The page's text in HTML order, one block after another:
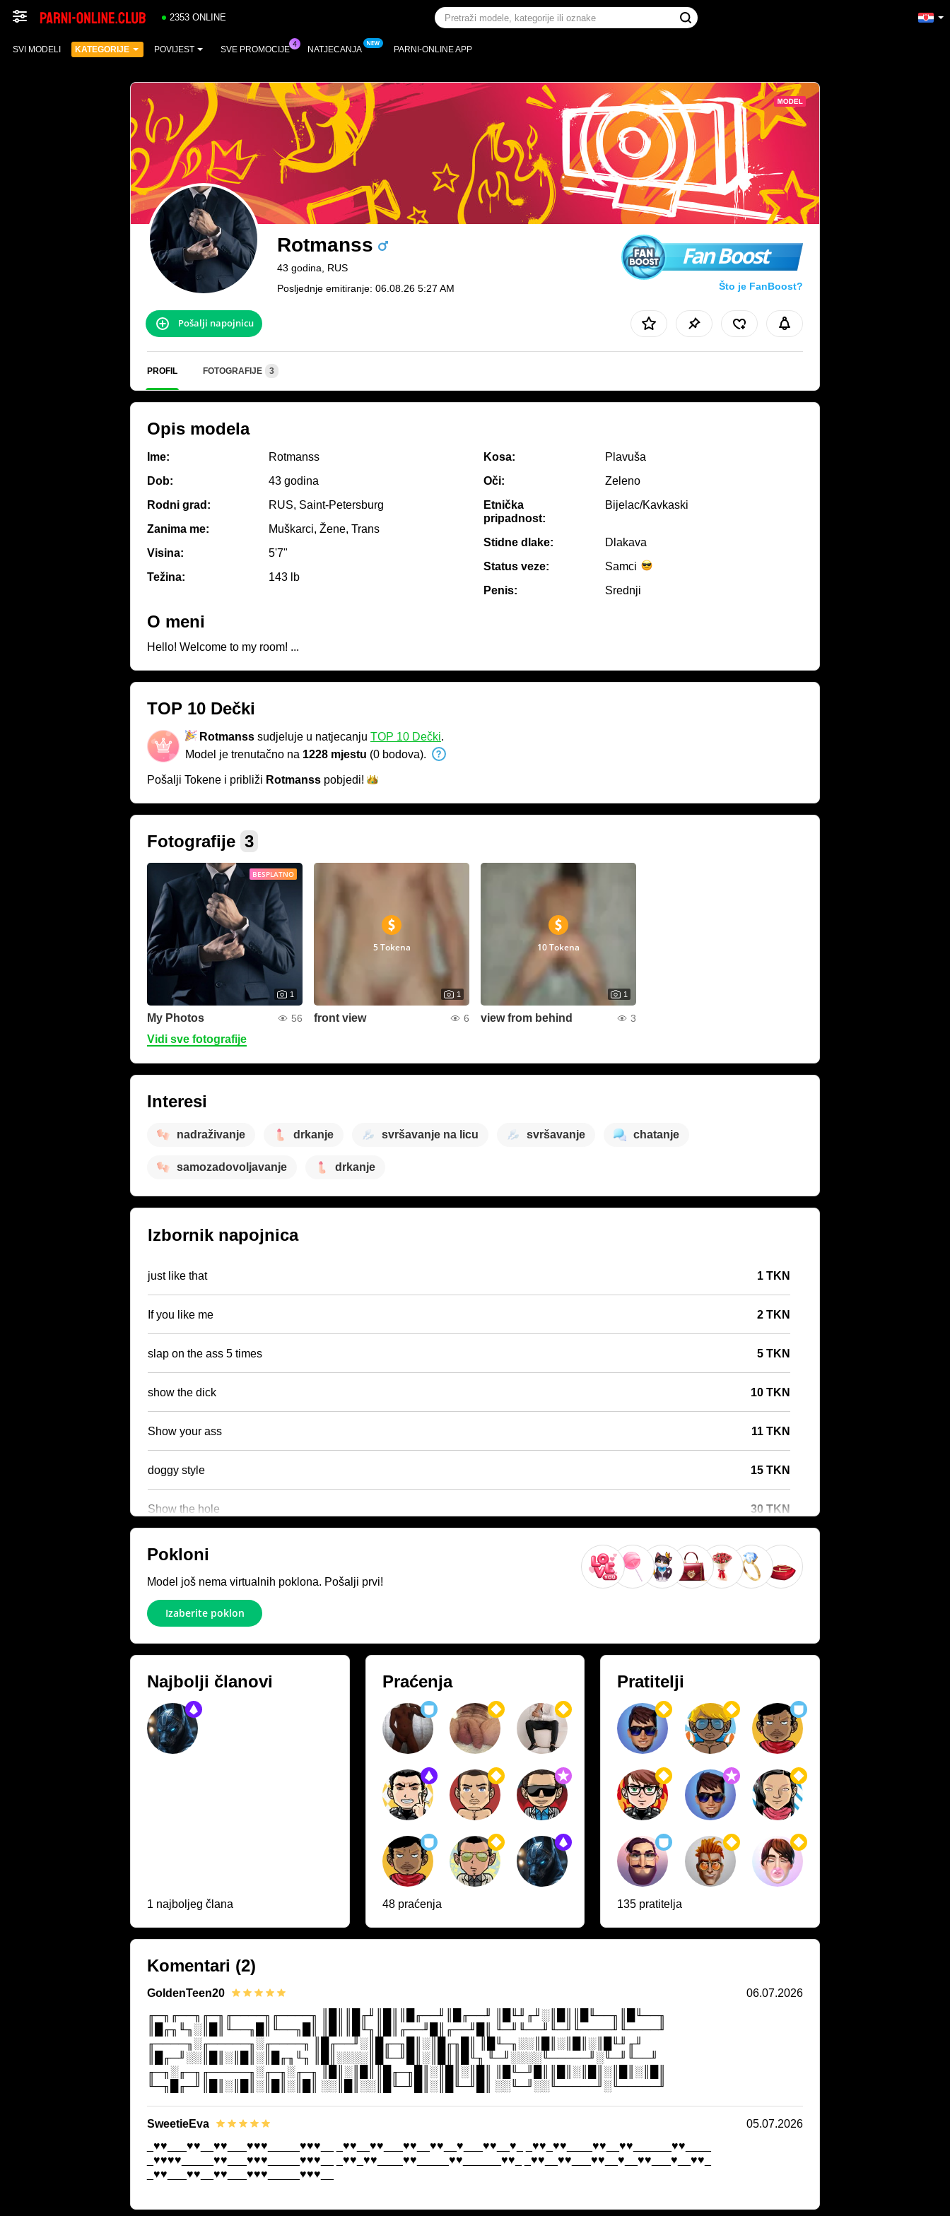
2353 ONLINE
SVI MODELI KATEGORIJE POVIJEST SVE PROMOCIJE NATJECANJA PARNI-ONLINE APP
Rotmanss
43 godina, RUS
Posljednje emitiranje: 06.08.26 5:27 AM
Fan Boost
Što je FanBoost?
Pošalji napojnicu
PROFIL FOTOGRAFIJE 3
Opis modela
Ime:
Rotmanss
Dob:
43 godina
Rodni grad:
RUS, Saint-Petersburg
Zanima me:
Muškarci, Žene, Trans
Visina:
5'7"
Težina:
143 lb
Kosa:
Plavuša
Oči:
Zeleno
Etnička
pripadnost:
Bijelac/Kavkaski
Stidne dlake:
Dlakava
Status veze:
Samci
Penis:
Srednji
O meni
Hello! Welcome to my room! ...
TOP 10 Dečki
Rotmanss sudjeluje u natjecanju TOP 10 Dečki.
Model je trenutačno na 1228 mjestu (0 bodova).
Pošalji Tokene i približi Rotmanss pobjedi!
Fotografije 3
BESPLATNO
1
My Photos 56
5 Tokena
1
front view 6
10 Tokena
1
view from behind 3
Vidi sve fotografije
Interesi
nadraživanje drkanje svršavanje na licu svršavanje chatanje
samozadovoljavanje drkanje
Izbornik napojnica
just like that 1 TKN
If you like me 2 TKN
slap on the ass 5 times 5 TKN
show the dick 10 TKN
Show your ass 11 TKN
doggy style 15 TKN
Show the hole 30 TKN
Pokloni
Model još nema virtualnih poklona. Pošalji prvi!
Izaberite poklon
Najbolji članovi
1 najboljeg člana
Praćenja
48 praćenja
Pratitelji
135 pratitelja
Komentari (2)
GoldenTeen20
06.07.2026
╓─╖╓──╖╓─╖╓────╖╓────╖ ║█║║█╓╜║█║║█╓──╜║█╓──╜ ║█╙╜╓╜░║█║║█╙──╖║█╙──╖
║█╓╖╙╖░║█║╙──╖█║╙──╖█║ ║█║║█╙╖║█║╓──╜█║╓──╜█║ ╙─╜╙──╜╙─╜╙────╜╙────╜
╓────╖░╓─────╖░╓────╖ ║█╓──╜░║█╓─╖█║░║█╓╖█║ ║█╙─╖░░║█║░║█║░║█╙╜╓╜
║█╓─╜░░║█║░║█║░║█╓╖╙╖ ║█║░░░░║█╙─╜█║░║█║║█╙╖ ╙─╜░░░░╙─────╜░╙─╜╙──╜
╓─╖░╓─╖╓─────╖░╓─╖░╓─╖ ║█║░║█║║█╓─╖█║░║█║░║█║ ║█╙─╜█║║█║░║█║░║█║░║█║
╙─╖█╓─╜║█║░║█║░║█║░║█║ ░░║█║░░║█╙─╜█║░║█╙─╜█║ ░░╙─╜░░╙─────╜░╙─────╜
SweetieEva
05.07.2026
_♥♥___♥♥__♥♥___♥♥♥_____♥♥♥__ _♥♥__♥♥___♥♥__♥♥__♥___♥♥__♥_ _♥♥_♥♥____♥♥__♥♥______♥♥____
_♥♥♥♥_____♥♥___♥♥♥_____♥♥♥__ _♥♥_♥♥____♥♥_____♥♥______♥♥_ _♥♥__♥♥___♥♥__♥__♥♥___♥__♥♥_
_♥♥___♥♥__♥♥___♥♥♥_____♥♥♥__